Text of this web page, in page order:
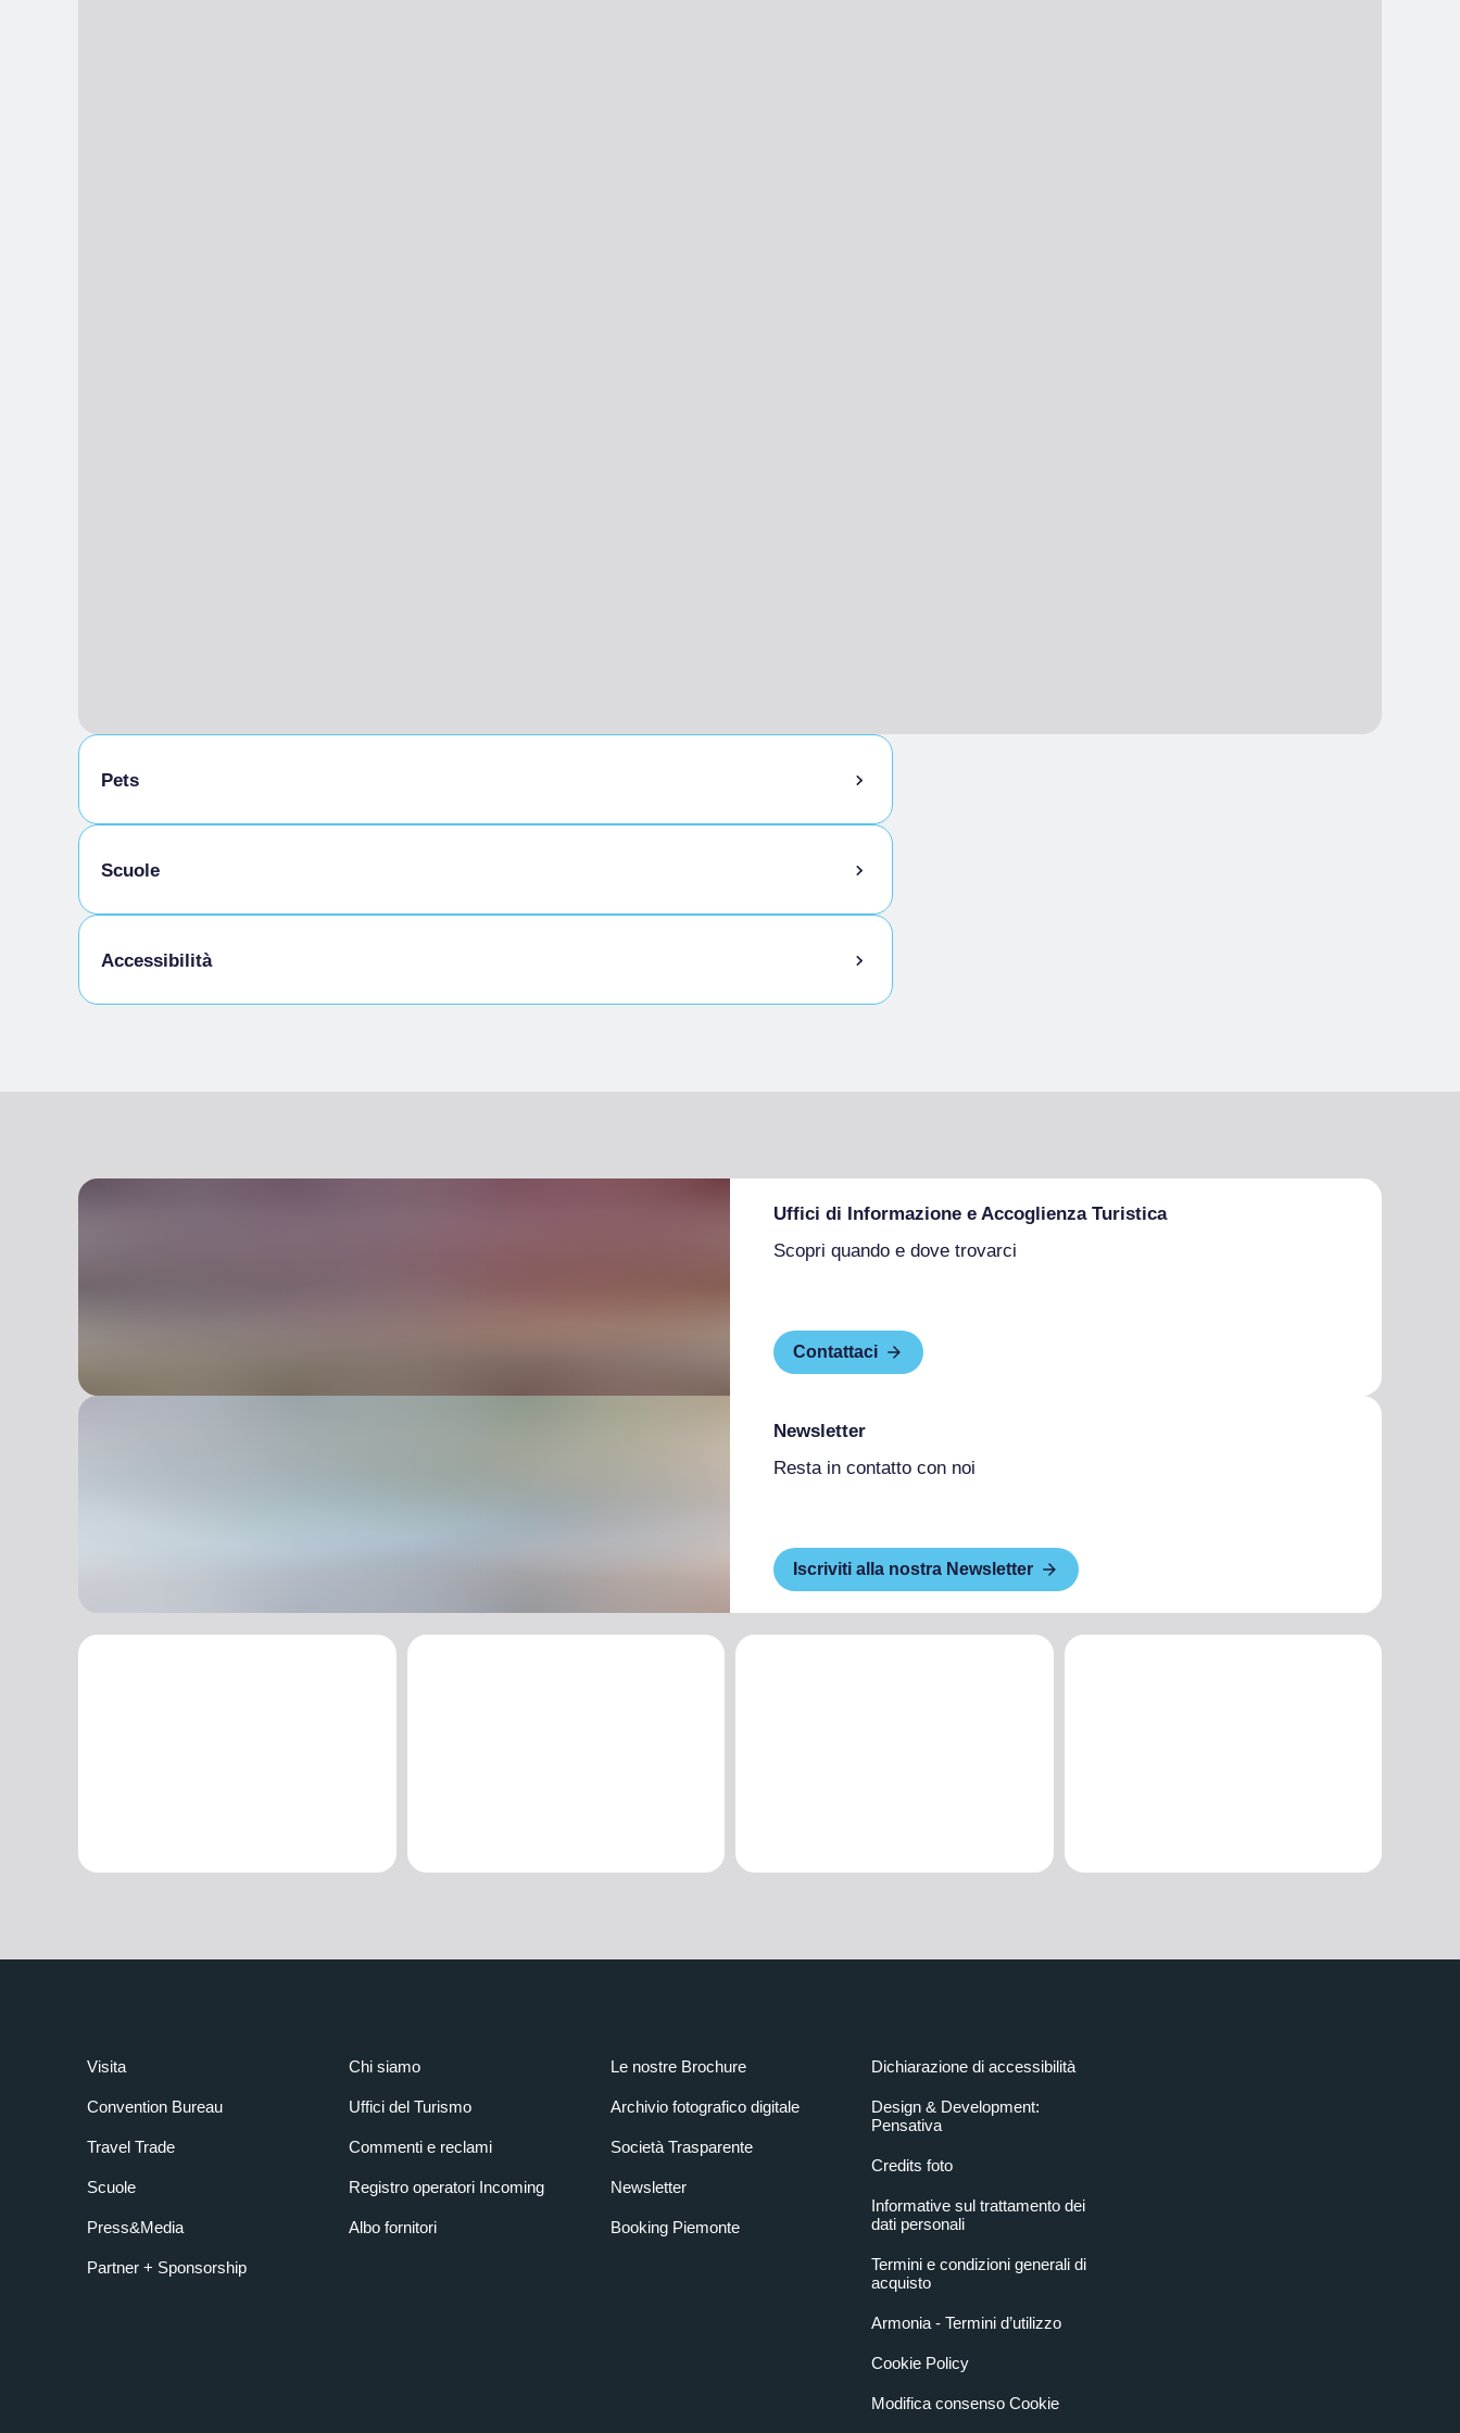
Pets
Animali ammessi al guinzaglio
Scuole
Studenti ammessi
Accessibilità
Uffici di Informazione e Accoglienza Turistica
Scopri quando e dove trovarci
Contattaci
Newsletter
Resta in contatto con noi
Iscriviti alla nostra Newsletter
Visita
Convention Bureau
Travel Trade
Scuole
Press&Media
Partner + Sponsorship
Chi siamo
Uffici del Turismo
Commenti e reclami
Registro operatori Incoming
Albo fornitori
Le nostre Brochure
Archivio fotografico digitale
Società Trasparente
Newsletter
Booking Piemonte
Dichiarazione di accessibilità
Design & Development:
Pensativa
Credits foto
Informative sul trattamento dei
dati personali
Termini e condizioni generali di
acquisto
Armonia - Termini d’utilizzo
Cookie Policy
Modifica consenso Cookie